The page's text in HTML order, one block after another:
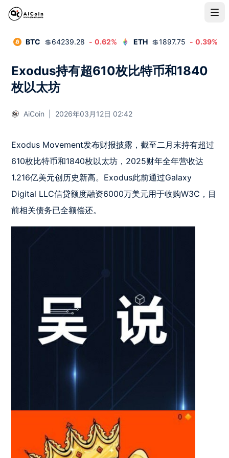
BTC 💲64239.28 - 0.62% ETH 💲1897.75 - 0.39%
Exodus持有超610枚比特币和1840
枚以太坊
AiCoin 2026年03月12日 02:42
Exodus Movement发布财报披露，截至二月末持有超过
610枚比特币和1840枚以太坊，2025财年全年营收达
1.216亿美元创历史新高。Exodus此前通过Galaxy
Digital LLC信贷额度融资6000万美元用于收购W3C，目
前相关债务已全额偿还。